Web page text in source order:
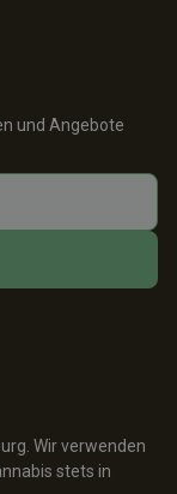
und Angebote
Wir verwenden
stets in